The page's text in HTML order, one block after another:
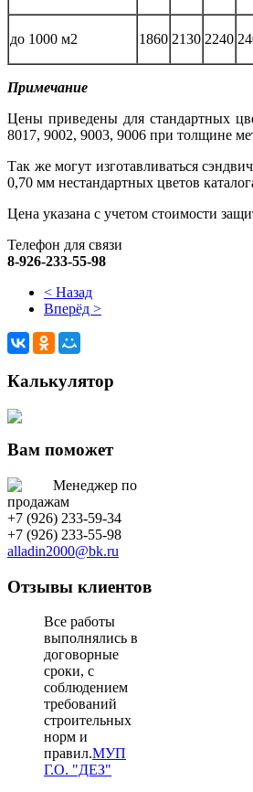
до 1000 м2 1860 2130 2240
Примечание
Цены приведены для стандартных
8017, 9002, 9003, 9006 при толщине
Так же могут изготавливаться
0,70 мм нестандартных цветов
Цена указана с учетом стоимости
Телефон для связи
8-926-233-55-98
< Назад
Вперёд >
Калькулятор
Вам поможет
Менеджер по
продажам
+7 (926) 233-59-34
+7 (926) 233-55-98
alladin2000@bk.ru
Отзывы клиентов
Все работы
выполнялись в
договорные
сроки, с
соблюдением
требований
строительных
норм и
правил.МУП
Г.О. "ДЕЗ"